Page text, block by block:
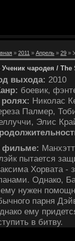
» 2011 » Апрель » 29 »
Ученик чародея /
выхода: 2010
боевик,
Николас
Палмер,
Элис
пытается
Хорвата -
Однако,
нужен
парня
ему
в битву.